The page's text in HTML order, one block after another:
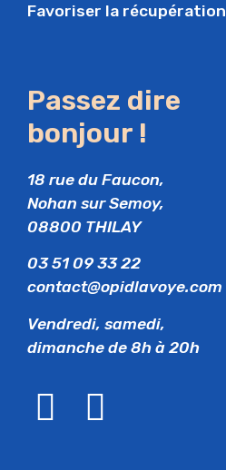
Favoriser la récupération
Passez dire
bonjour !
18 rue du Faucon,
Nohan sur Semoy,
08800 THILAY
03 51 09 33 22
contact@opidlavoye.com
Vendredi, samedi,
dimanche de 8h à 20h